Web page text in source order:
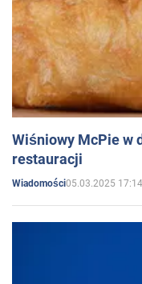
Wiśniowy McPie w
restauracji
Wiadomości05.03.2025 17:14